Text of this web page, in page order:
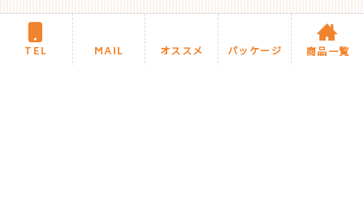
TEL MAIL オススメ パッケージ 商品一覧